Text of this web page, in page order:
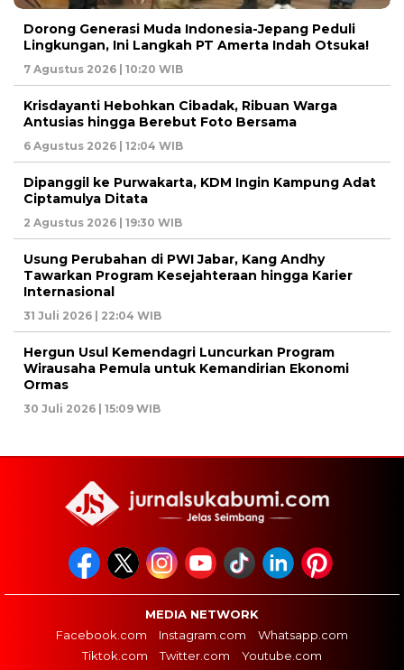
Dorong Generasi Muda Indonesia-Jepang Peduli
Lingkungan, Ini Langkah PT Amerta Indah Otsuka!
7 Agustus 2026 | 10:20 WIB
Krisdayanti Hebohkan Cibadak, Ribuan Warga
Antusias hingga Berebut Foto Bersama
6 Agustus 2026 | 12:04 WIB
Dipanggil ke Purwakarta, KDM Ingin Kampung Adat
Ciptamulya Ditata
2 Agustus 2026 | 19:30 WIB
Usung Perubahan di PWI Jabar, Kang Andhy
Tawarkan Program Kesejahteraan hingga Karier
Internasional
31 Juli 2026 | 22:04 WIB
Hergun Usul Kemendagri Luncurkan Program
Wirausaha Pemula untuk Kemandirian Ekonomi
Ormas
30 Juli 2026 | 15:09 WIB
MEDIA NETWORK
Facebook.com
Instagram.com
Whatsapp.com
Tiktok.com
Twitter.com Youtube.com